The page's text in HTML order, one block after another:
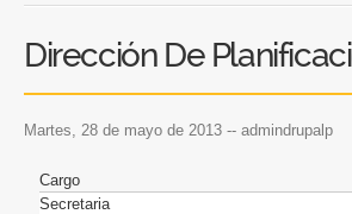
Dirección De
martes, 28 de mayo de 2013 -- admindrupalp
Cargo
Secretaria